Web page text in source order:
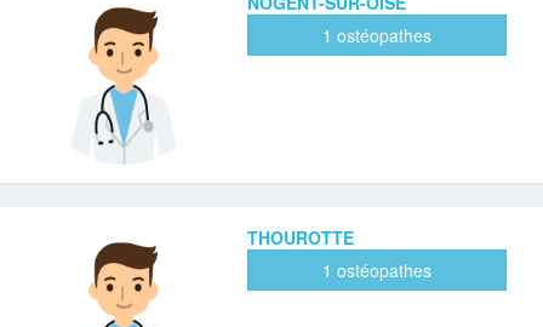
1 ostéopathes
THOUROTTE
1 ostéopathes